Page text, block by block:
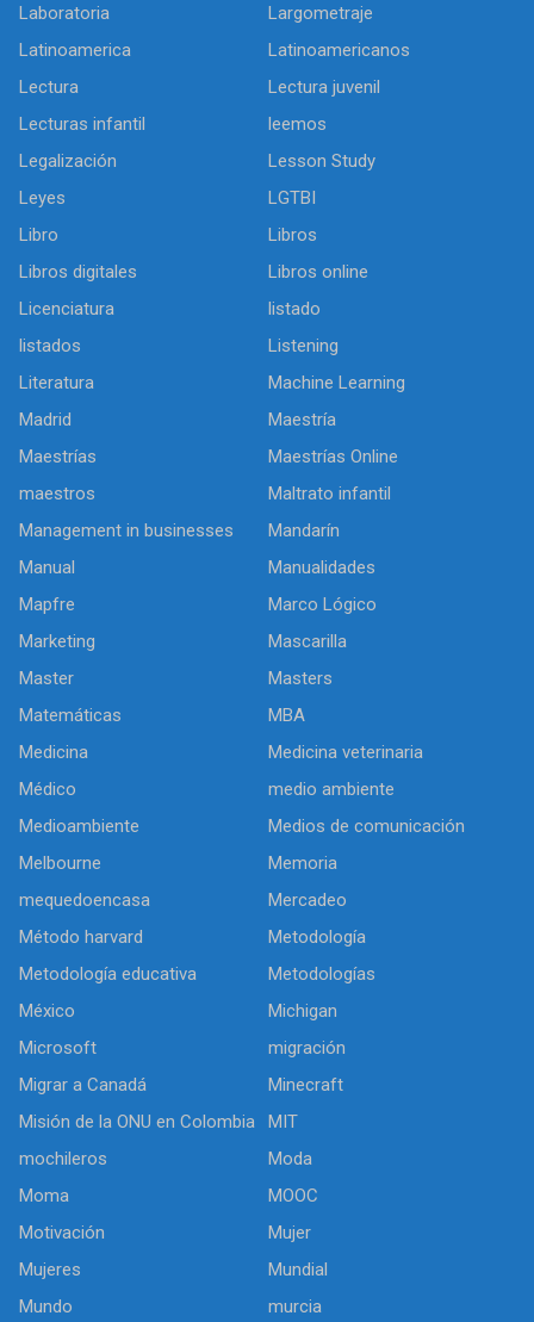
Laboratoria
Largometraje
Latinoamerica
Latinoamericanos
Lectura
Lectura juvenil
Lecturas infantil
leemos
Legalización
Lesson Study
Leyes
LGTBI
Libro
Libros
Libros digitales
Libros online
Licenciatura
listado
listados
Listening
Literatura
Machine Learning
Madrid
Maestría
Maestrías
Maestrías Online
maestros
Maltrato infantil
Management in businesses
Mandarín
Manual
Manualidades
Mapfre
Marco Lógico
Marketing
Mascarilla
Master
Masters
Matemáticas
MBA
Medicina
Medicina veterinaria
Médico
medio ambiente
Medioambiente
Medios de comunicación
Melbourne
Memoria
mequedoencasa
Mercadeo
Método harvard
Metodología
Metodología educativa
Metodologías
México
Michigan
Microsoft
migración
Migrar a Canadá
Minecraft
Misión de la ONU en Colombia
MIT
mochileros
Moda
Moma
MOOC
Motivación
Mujer
Mujeres
Mundial
Mundo
murcia